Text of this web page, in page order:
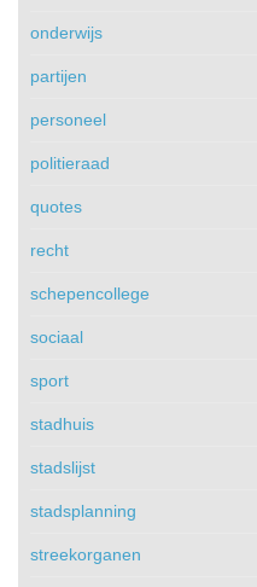
onderwijs
partijen
personeel
politieraad
quotes
recht
schepencollege
sociaal
sport
stadhuis
stadslijst
stadsplanning
streekorganen